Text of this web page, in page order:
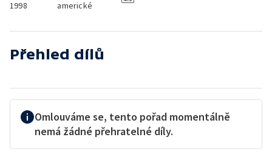
1998
americké
Přehled dílů
Omlouváme se, tento pořad momentálně
nemá žádné přehratelné díly.